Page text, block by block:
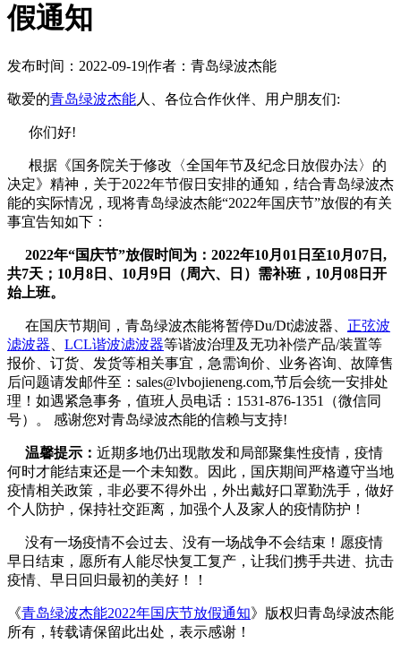
假通知
发布时间：2022-09-19|作者：青岛绿波杰能
敬爱的青岛绿波杰能人、各位合作伙伴、用户朋友们:
你们好!
根据《国务院关于修改〈全国年节及纪念日放假办法〉的
决定》精神，关于2022年节假日安排的通知，结合青岛绿波杰
能的实际情况，现将青岛绿波杰能“2022年国庆节”放假的有关
事宜告知如下：
2022年“国庆节”放假时间为：2022年10月01日至10月07日,
共7天；10月8日、10月9日（周六、日）需补班，10月08日开
始上班。
在国庆节期间，青岛绿波杰能将暂停Du/Dt滤波器、 正弦波
滤波器
LCL谐波滤波器等谐波治理及无功补偿产品/装置等
报价、订货、发货等相关事宜，急需询价、业务咨询、故障售
后问题请发邮件至：sales@lvbojieneng.com,节后会统一安排处
理！如遇紧急事务，值班人员电话：1531-876-1351（微信同
号）。 感谢您对青岛绿波杰能的信赖与支持!
温馨提示： 近期多地仍出现散发和局部聚集性疫情，疫情
何时才能结束还是一个未知数。因此，国庆期间严格遵守当地
疫情相关政策，非必要不得外出，外出戴好口罩勤洗手，做好
个人防护，保持社交距离，加强个人及家人的疫情防护！
没有一场疫情不会过去、没有一场战争不会结束！愿疫情
早日结束，愿所有人能尽快复工复产，让我们携手共进、抗击
疫情、早日回归最初的美好！！
《青岛绿波杰能2022年国庆节放假通知》版权归青岛绿波杰能
所有，转载请保留此出处，表示感谢！